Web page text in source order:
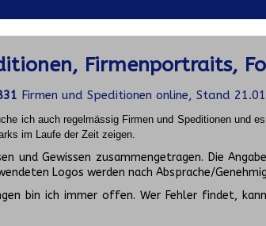
Firmenportraits,
Firmen und Speditionen online, Stand
ich auch regelmässig Firmen und Speditionen und
im Laufe der Zeit zeigen.
und Gewissen zusammengetragen. Die
Logos werden nach Absprache/
bin ich immer offen. Wer Fehler findet,